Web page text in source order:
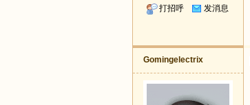
打招呼
发消息
Gomingelectrix